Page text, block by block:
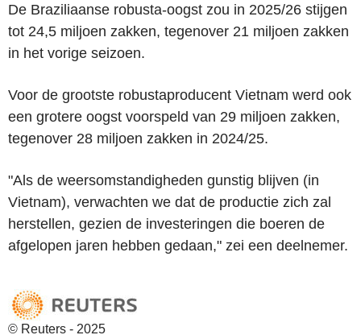
De Braziliaanse robusta-oogst zou in 2025/26 stijgen
tot 24,5 miljoen zakken, tegenover 21 miljoen zakken
in het vorige seizoen.
Voor de grootste robustaproducent Vietnam werd ook
een grotere oogst voorspeld van 29 miljoen zakken,
tegenover 28 miljoen zakken in 2024/25.
"Als de weersomstandigheden gunstig blijven (in
Vietnam), verwachten we dat de productie zich zal
herstellen, gezien de investeringen die boeren de
afgelopen jaren hebben gedaan," zei een deelnemer.
© Reuters - 2025